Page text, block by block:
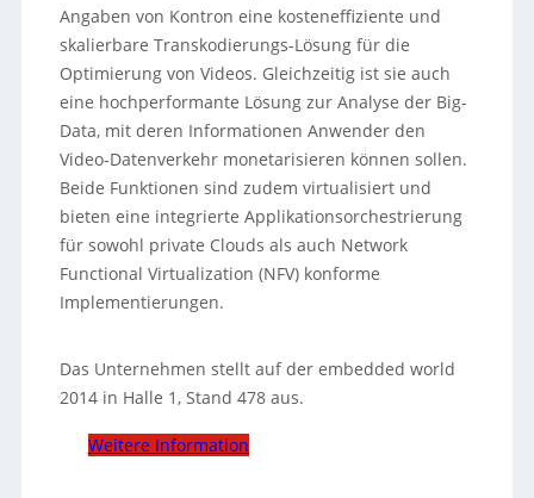
Angaben von Kontron eine kosteneffiziente und
skalierbare Transkodierungs-Lösung für die
Optimierung von Videos. Gleichzeitig ist sie auch
eine hochperformante Lösung zur Analyse der Big-
Data, mit deren Informationen Anwender den
Video-Datenverkehr monetarisieren können sollen.
Beide Funktionen sind zudem virtualisiert und
bieten eine integrierte Applikationsorchestrierung
für sowohl private Clouds als auch Network
Functional Virtualization (NFV) konforme
Implementierungen.
Das Unternehmen stellt auf der embedded world
2014 in Halle 1, Stand 478 aus.
Weitere Information